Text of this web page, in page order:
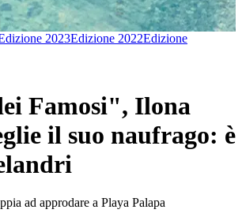
2023Edizione 2022Edizione
Famosi", Ilona
il suo naufrago: è
ad approdare a Playa Palapa